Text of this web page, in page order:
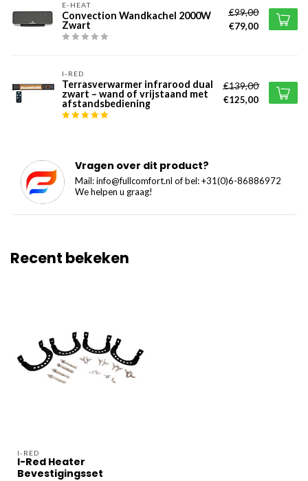
E-HEAT
Convection Wandkachel 2000W
Zwart
€99,00
€79,00
I-RED
Terrasverwarmer infrarood dual
zwart – wand of vrijstaand met
afstandsbediening
€139,00
€125,00
Vragen over dit product?
Mail:info@fullcomfort.nl of bel: +31(0)6-86886972
We helpen u graag!
Recent bekeken
I-RED
I-Red Heater
Bevestigingsset